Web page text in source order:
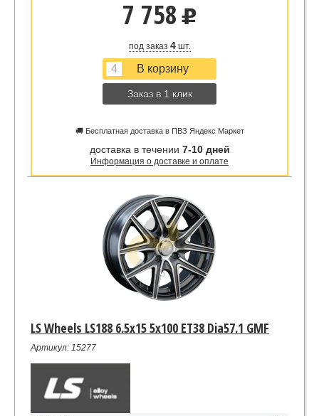
7 758 u
под заказ 4шт.
Заказ в 1 клик
🚚 Бесплатная доставка в ПВЗ Яндекс Маркет
доставка в течении 7-10 дней
Информация о доставке и оплате
LS Wheels LS188 6.5x15 5x100 ET38 Dia57.1 GMF
Артикул: 15277